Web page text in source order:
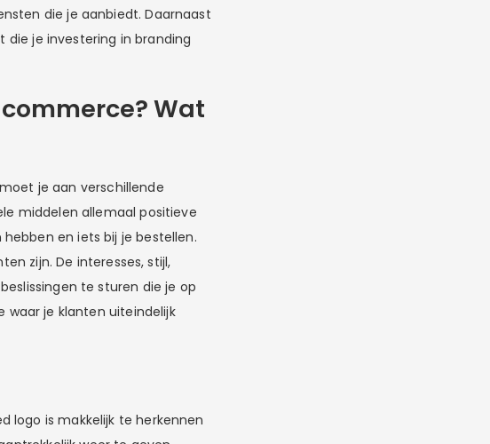
die je aanbiedt. Daarnaast
die je investering in branding
Wat
je aan verschillende
middelen allemaal positieve
en iets bij je bestellen.
zijn. De interesses, stijl,
te sturen die je op
waar je klanten uiteindelijk
logo is makkelijk te herkennen